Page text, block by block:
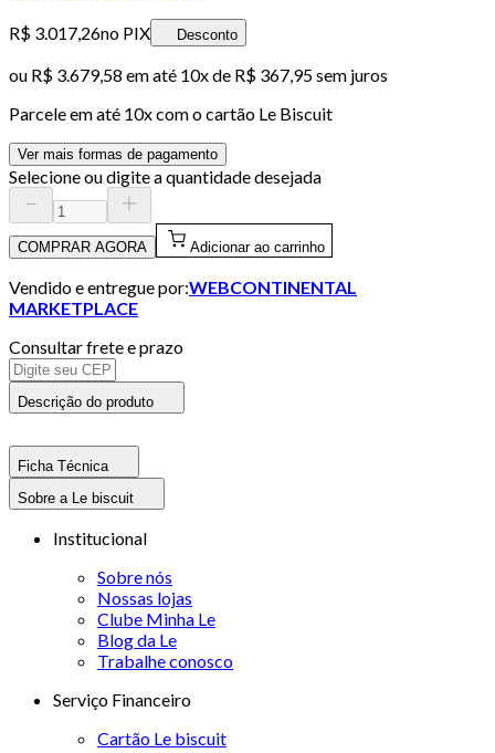
R$ 3.017,26no PIX Desconto
ou R$ 3.679,58 em até 10x de R$ 367,95 sem juros
Parcele em até 10x com o cartão Le Biscuit
Ver mais formas de pagamento
Selecione ou digite a quantidade desejada
COMPRAR AGORA Adicionar ao carrinho
Vendido e entregue por:WEBCONTINENTAL
MARKETPLACE
Consultar frete e prazo
Descrição do produto
Ficha Técnica
Sobre a Le biscuit
Institucional
Sobre nós
Nossas lojas
Clube Minha Le
Blog da Le
Trabalhe conosco
Serviço Financeiro
Cartão Le biscuit